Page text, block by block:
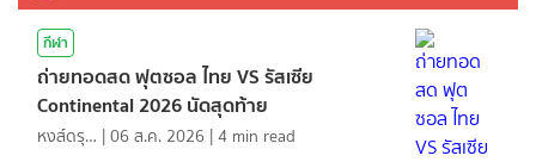
กีฬา
ถ่ายทอดสด ฟุตซอล ไทย VS รัสเซีย
Continental 2026 นัดสุดท้าย
หงส์ดรุณ |06 ส.ค. 2026 |4 min read